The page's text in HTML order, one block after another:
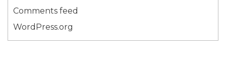
Comments feed
WordPress.org